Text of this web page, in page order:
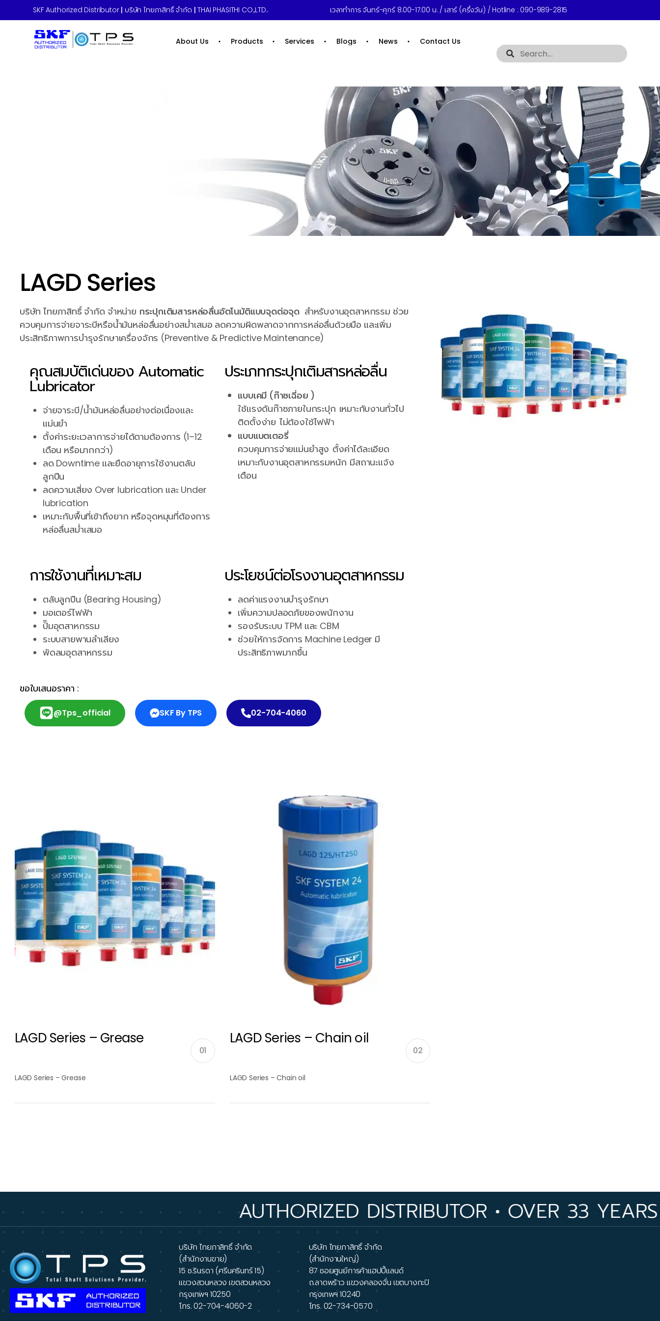
SKF Authorized Distributor | บริษัท ไทยภาสิทธิ์ จำกัด | THAI PHASITHI CO.,LTD.. เวลาทำการ จันทร์-ศุกร์ 8.00-17.00 น. / เสาร์ (ครึ่งวัน) / Hotline : 090-989-2815
About Us Products Services Blogs News Contact Us
LAGD Series
บริษัท ไทยภาสิทธิ์ จำกัด จำหน่าย กระปุกเติมสารหล่อลื่นอัตโนมัติแบบจุดต่อจุด สำหรับงานอุตสาหกรรม ช่วย
ควบคุมการจ่ายจาระบีหรือน้ำมันหล่อลื่นอย่างสม่ำเสมอ ลดความผิดพลาดจากการหล่อลื่นด้วยมือ และเพิ่ม
ประสิทธิภาพการบำรุงรักษาเครื่องจักร (Preventive & Predictive Maintenance)
คุณสมบัติเด่นของ Automatic
Lubricator
จ่ายจาระบี/น้ำมันหล่อลื่นอย่างต่อเนื่องและ
แม่นยำ
ตั้งค่าระยะเวลาการจ่ายได้ตามต้องการ (1–12
เดือน หรือมากกว่า)
ลด Downtime และยืดอายุการใช้งานตลับ
ลูกปืน
ลดความเสี่ยง Over lubrication และ Under
lubrication
เหมาะกับพื้นที่เข้าถึงยาก หรือจุดหมุนที่ต้องการ
หล่อลื่นสม่ำเสมอ
ประเภทกระปุกเติมสารหล่อลื่น
แบบเคมี (ก๊าซเฉี่อย )
ใช้แรงดันก๊าซภายในกระปุก เหมาะกับงานทั่วไป
ติดตั้งง่าย ไม่ต้องใช้ไฟฟ้า
แบบแบตเตอรี่
ควบคุมการจ่ายแม่นยำสูง ตั้งค่าได้ละเอียด
เหมาะกับงานอุตสาหกรรมหนัก มีสถานะแจ้ง
เตือน
การใช้งานที่เหมาะสม
ตลับลูกปืน (Bearing Housing)
มอเตอร์ไฟฟ้า
ปั๊มอุตสาหกรรม
ระบบสายพานลำเลียง
พัดลมอุตสาหกรรม
ประโยชน์ต่อโรงงานอุตสาหกรรม
ลดค่าแรงงานบำรุงรักษา
เพิ่มความปลอดภัยของพนักงาน
รองรับระบบ TPM และ CBM
ช่วยให้การจัดการ Machine Ledger มี
ประสิทธิภาพมากขึ้น
ขอใบเสนอราคา :
@tps_official SKF By TPS 02-704-4060
LAGD Series – Grease
01
LAGD Series – Grease
LAGD Series – Chain oil
02
LAGD Series – Chain oil
AUTHORIZED DISTRIBUTOR • OVER 33 YEARS
บริษัท ไทยภาสิทธิ์ จำกัด
(สำนักงานขาย)
15 ซ.รินรดา (ศรีนครินทร์ 15)
แขวงสวนหลวง เขตสวนหลวง
กรุงเทพฯ 10250
โทร.02-704-4060-2
บริษัท ไทยภาสิทธิ์ จำกัด
(สำนักงานใหญ่)
87 ซอยศูนย์การค้าแฮปปี้แลนด์
ถ.ลาดพร้าว แขวงคลองจั่น เขตบางกะปิ
กรุงเทพฯ 10240
โทร. 02-734-0570